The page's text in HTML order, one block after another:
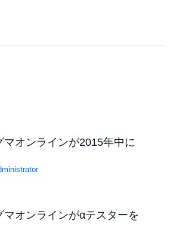
マオンラインが2015年中に
マオンラインがαテスターを